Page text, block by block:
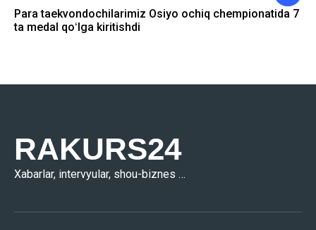
Para taekvondochilarimiz Osiyo ochiq chempionatida 7
ta medal qoʻlga kiritishdi
RAKURS24
Xabarlar, intervyular, shou-biznes …